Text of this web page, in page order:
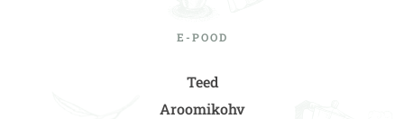
E-POOD
Teed
Aroomikohv